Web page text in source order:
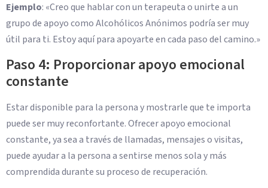
Ejemplo: «Creo que hablar con un terapeuta o unirte a un
grupo de apoyo como Alcohólicos Anónimos podría ser muy
útil para ti. Estoy aquí para apoyarte en cada paso del camino.»
Paso 4: Proporcionar apoyo emocional
constante
Estar disponible para la persona y mostrarle que te importa
puede ser muy reconfortante. Ofrecer apoyo emocional
constante, ya sea a través de llamadas, mensajes o visitas,
puede ayudar a la persona a sentirse menos sola y más
comprendida durante su proceso de recuperación.